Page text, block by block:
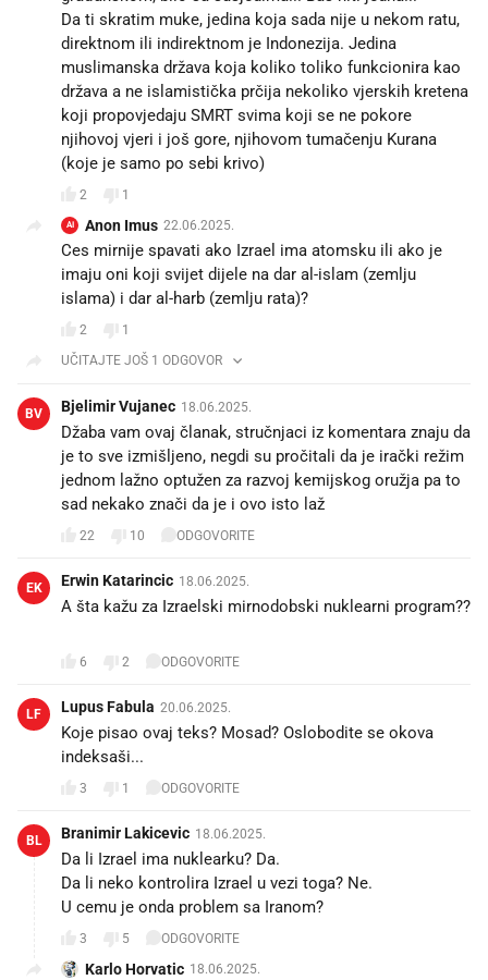
Da ti skratim muke, jedina koja sada nije u nekom ratu,
direktnom ili indirektnom je Indonezija. Jedina
muslimanska država koja koliko toliko funkcionira kao
država a ne islamistička prčija nekoliko vjerskih kretena
koji propovjedaju SMRT svima koji se ne pokore
njihovoj vjeri i još gore, njihovom tumačenju Kurana
(koje je samo po sebi krivo)
2 1
AI Anon Imus 22.06.2025.
Ces mirnije spavati ako Izrael ima atomsku ili ako je
imaju oni koji svijet dijele na dar al-islam (zemlju
islama) i dar al-harb (zemlju rata)?
2
1
UČITAJTE JOŠ 1 ODGOVOR
BV Bjelimir Vujanec 18.06.2025.
Džaba vam ovaj članak, stručnjaci iz komentara znaju da
je to sve izmišljeno, negdi su pročitali da je irački režim
jednom lažno optužen za razvoj kemijskog oružja pa to
sad nekako znači da je i ovo isto laž
22 10 ODGOVORITE
EK Erwin Katarincic 18.06.2025.
A šta kažu za Izraelski mirnodobski nuklearni program??
6 2 ODGOVORITE
LF Lupus Fabula 20.06.2025.
Koje pisao ovaj teks? Mosad? Oslobodite se okova
indeksaši...
3 1 ODGOVORITE
BL Branimir Lakicevic 18.06.2025.
Da li Izrael ima nuklearku? Da.
Da li neko kontrolira Izrael u vezi toga? Ne.
U cemu je onda problem sa Iranom?
3 5 ODGOVORITE
Karlo Horvatic 18.06.2025.